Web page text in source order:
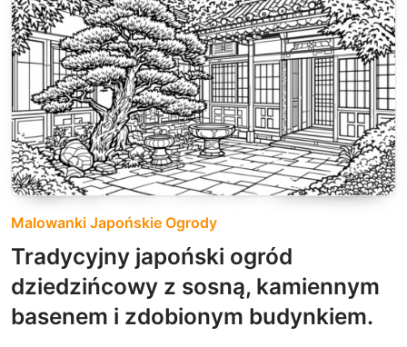
Malowanki Japońskie Ogrody
Tradycyjny japoński ogród
dziedzińcowy z sosną, kamiennym
basenem i zdobionym budynkiem.